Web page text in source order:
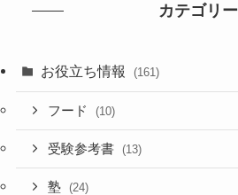
カテゴリー
お役立ち情報 (161)
フード (10)
受験参考書 (13)
塾 (24)